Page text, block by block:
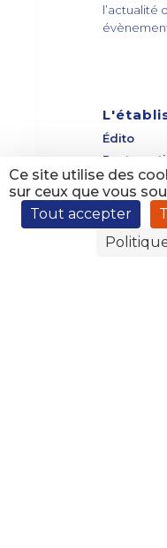
l’actualité
Édito
Pastorale
Sport
Ce site utilise des
sur ceux que vous
Tout accepter